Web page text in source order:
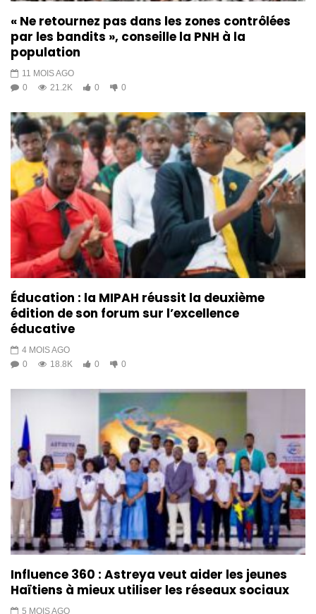
« Ne retournez pas dans les zones contrôlées
par les bandits », conseille la PNH à la
population
11 MOIS AGO
0
21.2K 0 0
Éducation : la MIPAH réussit la deuxième
édition de son forum sur l’excellence
éducative
4 MOIS AGO
0
18.8K 0 0
Influence 360 : Astreya veut aider les jeunes
Haïtiens à mieux utiliser les réseaux sociaux
5 MOIS AGO